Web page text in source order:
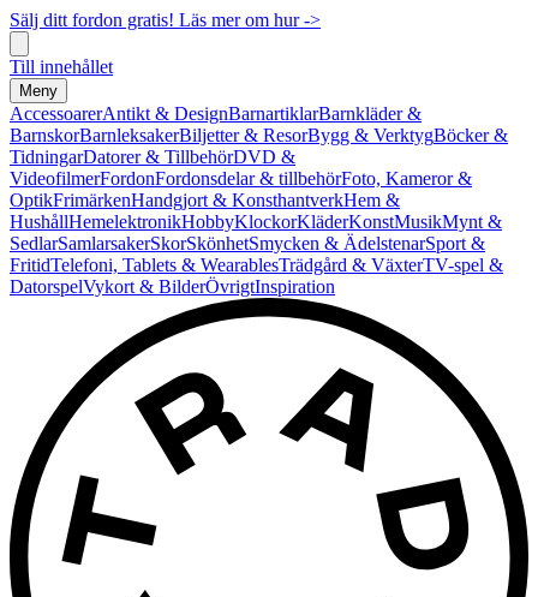
Sälj ditt fordon gratis! Läs mer om hur ->
Till innehållet
Meny
AccessoarerAntikt & DesignBarnartiklarBarnkläder &
BarnskorBarnleksakerBiljetter & ResorBygg & VerktygBöcker &
TidningarDatorer & TillbehörDVD &
VideofilmerFordonFordonsdelar & tillbehörFoto, Kameror &
OptikFrimärkenHandgjort & KonsthantverkHem &
HushållHemelektronikHobbyKlockorKläderKonstMusikMynt &
SedlarSamlarsakerSkorSkönhetSmycken & ÄdelstenarSport &
FritidTelefoni, Tablets & WearablesTrädgård & VäxterTV-spel &
DatorspelVykort & BilderÖvrigtInspiration